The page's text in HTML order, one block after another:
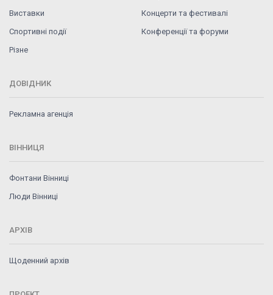
Виставки
Концерти та фестивалі
Спортивні події
Конференції та форуми
Різне
ДОВІДНИК
Рекламна агенція
ВІННИЦЯ
Фонтани Вінниці
Люди Вінниці
АРХІВ
Щоденний архів